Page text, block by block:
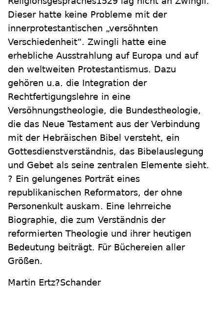
Dieser hatte keine Probleme mit der
innerprotestantischen „versöhnten
Verschiedenheit“. Zwingli hatte eine
erhebliche Ausstrahlung auf Europa und auf
den weltweiten Protestantismus. Dazu
gehören u.a. die Integration der
Rechtfertigungslehre in eine
Versöhnungstheologie, die Bundestheologie,
die das Neue Testament aus der Verbindung
mit der Hebräischen Bibel versteht, ein
Gottesdienstverständnis, das Bibelauslegung
und Gebet als seine zentralen Elemente sieht.
? Ein gelungenes Porträt eines
republikanischen Reformators, der ohne
Personenkult auskam. Eine lehrreiche
Biographie, die zum Verständnis der
reformierten Theologie und ihrer heutigen
Bedeutung beiträgt. Für Büchereien aller
Größen.
Martin Ertz?Schander